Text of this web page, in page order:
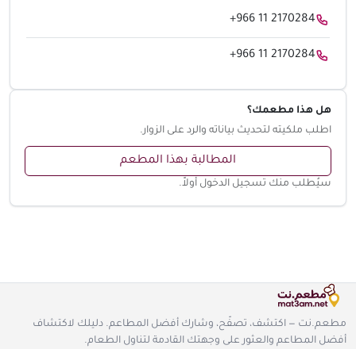
+966 11 2170284
+966 11 2170284
هل هذا مطعمك؟
اطلب ملكيته لتحديث بياناته والرد على الزوار.
المطالبة بهذا المطعم
سيُطلب منك تسجيل الدخول أولاً.
مطعم.نت — اكتشف، تصفّح، وشارك أفضل المطاعم. دليلك لاكتشاف
أفضل المطاعم والعثور على وجهتك القادمة لتناول الطعام.